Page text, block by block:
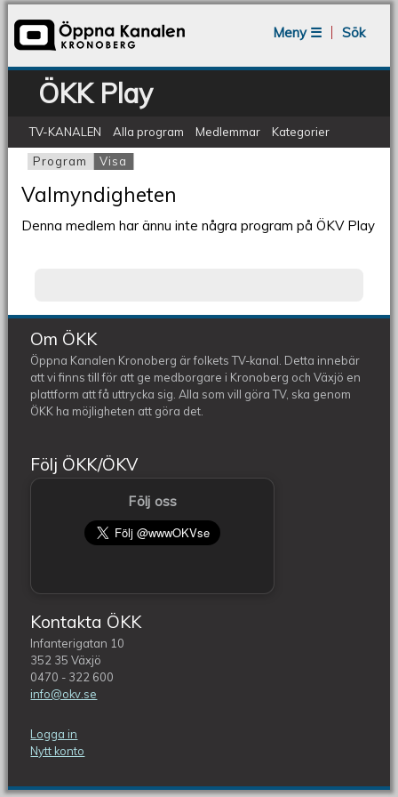
Meny ☰
Sök
ÖKK Play
TV-KANALEN Alla program Medlemmar Kategorier
Primära flikar
Program Visa
Valmyndigheten
Denna medlem har ännu inte några program på ÖKV Play
Om ÖKK
Öppna Kanalen Kronoberg är folkets TV-kanal. Detta innebär
att vi finns till för att ge medborgare i Kronoberg och Växjö en
plattform att få uttrycka sig. Alla som vill göra TV, ska genom
ÖKK ha möjligheten att göra det.
Följ ÖKK/ÖKV
Följ oss
Kontakta ÖKK
Infanterigatan 10
352 35 Växjö
0470 - 322 600
info@okv.se
Logga in
Nytt konto